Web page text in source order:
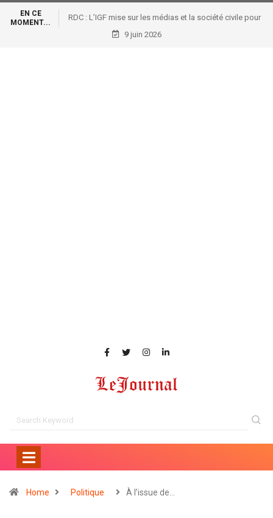
EN CE
MOMENT...
RDC : L’IGF mise sur les médias et la société civile pour
renforcer le contrôle citoyen
9 juin 2026
Home Politique À l’issue de…